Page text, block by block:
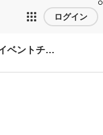
ログイン
【Illustrator初心者向け】イベントチラシを作る方法